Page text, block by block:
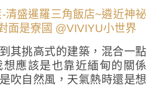
其挑高式的建築，混合一點
應該是也靠近緬甸的關係
吹自然風，天氣熱時還是想